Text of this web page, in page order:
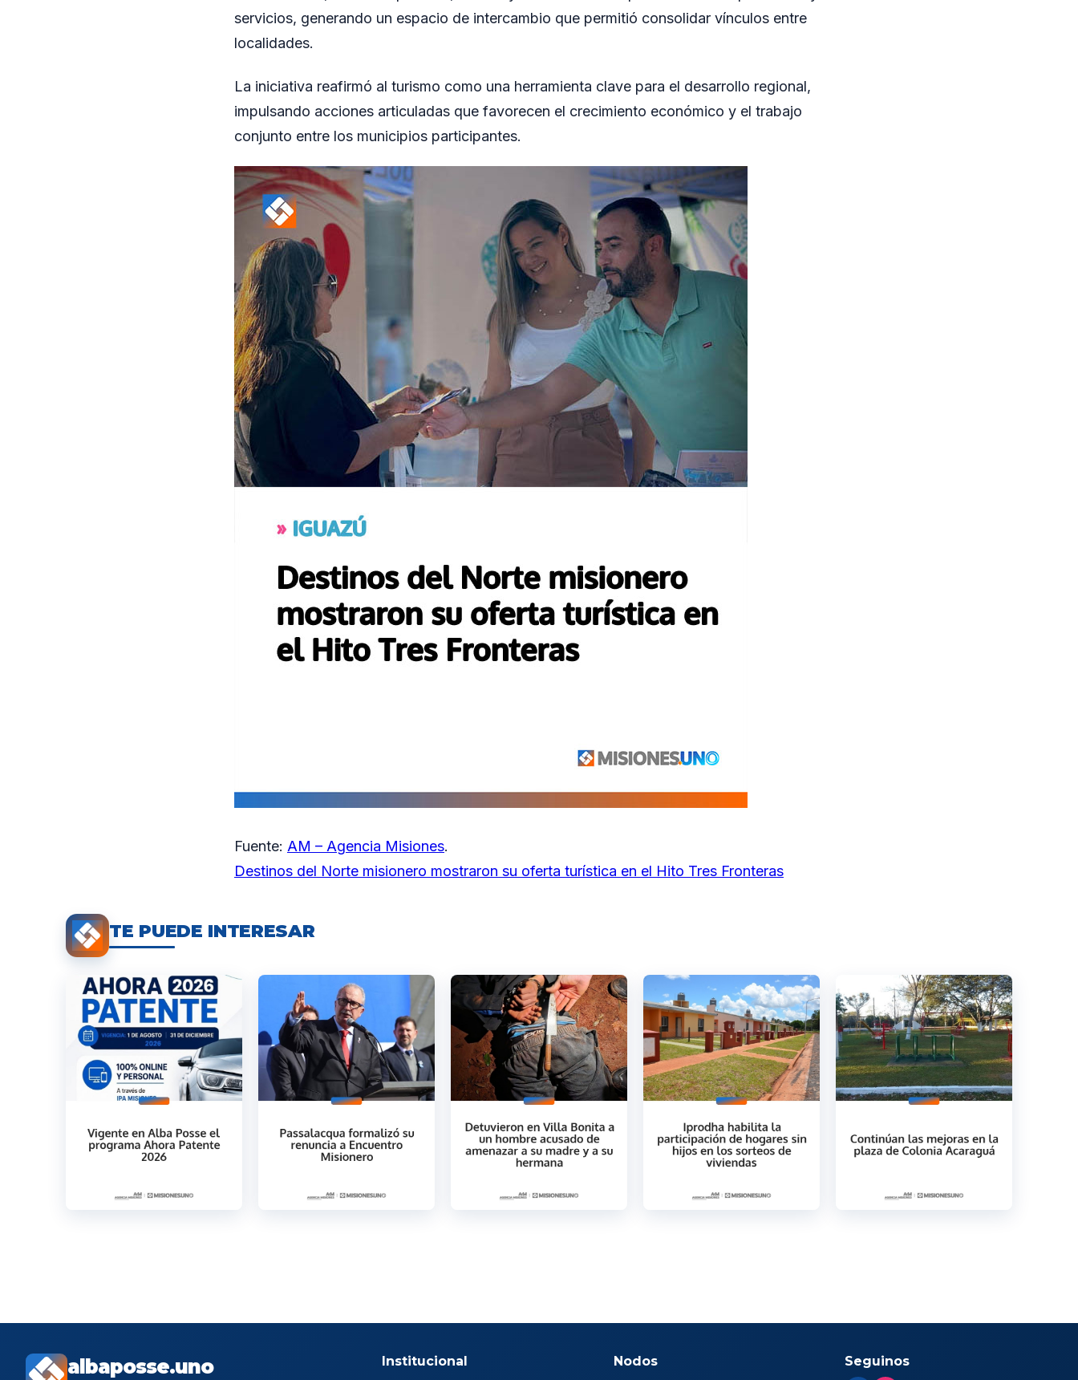
servicios, generando un espacio de intercambio que permitió consolidar vínculos entre
localidades.
La iniciativa reafirmó al turismo como una herramienta clave para el desarrollo regional,
impulsando acciones articuladas que favorecen el crecimiento económico y el trabajo
conjunto entre los municipios participantes.
Fuente: AM – Agencia Misiones.
Destinos del Norte misionero mostraron su oferta turística en el Hito Tres Fronteras
TE PUEDE INTERESAR
albaposse.uno Institucional Nodos Seguinos